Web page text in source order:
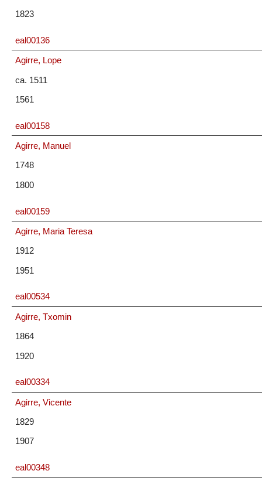
1823
eal00136
Agirre, Lope
ca. 1511
1561
eal00158
Agirre, Manuel
1748
1800
eal00159
Agirre, Maria Teresa
1912
1951
eal00534
Agirre, Txomin
1864
1920
eal00334
Agirre, Vicente
1829
1907
eal00348